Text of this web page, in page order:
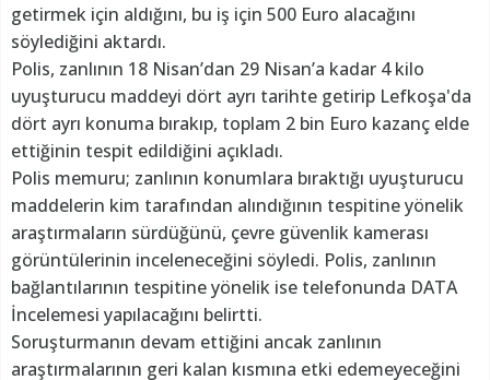
getirmek için aldığını, bu iş için 500 Euro alacağını
söylediğini aktardı.
Polis, zanlının 18 Nisan’dan 29 Nisan’a kadar 4 kilo
uyuşturucu maddeyi dört ayrı tarihte getirip Lefkoşa'da
dört ayrı konuma bırakıp, toplam 2 bin Euro kazanç elde
ettiğinin tespit edildiğini açıkladı.
Polis memuru; zanlının konumlara bıraktığı uyuşturucu
maddelerin kim tarafından alındığının tespitine yönelik
araştırmaların sürdüğünü, çevre güvenlik kamerası
görüntülerinin inceleneceğini söyledi. Polis, zanlının
bağlantılarının tespitine yönelik ise telefonunda DATA
İncelemesi yapılacağını belirtti.
Soruşturmanın devam ettiğini ancak zanlının
araştırmalarının geri kalan kısmına etki edemeyeceğini